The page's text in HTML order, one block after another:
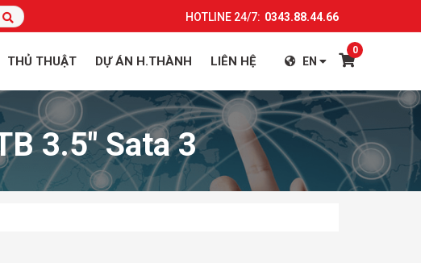
HOTLINE 24/7: 0343.88.44.66
THỦ THUẬT DỰ ÁN H.THÀNH LIÊN HỆ EN
0
3.5″ Sata 3